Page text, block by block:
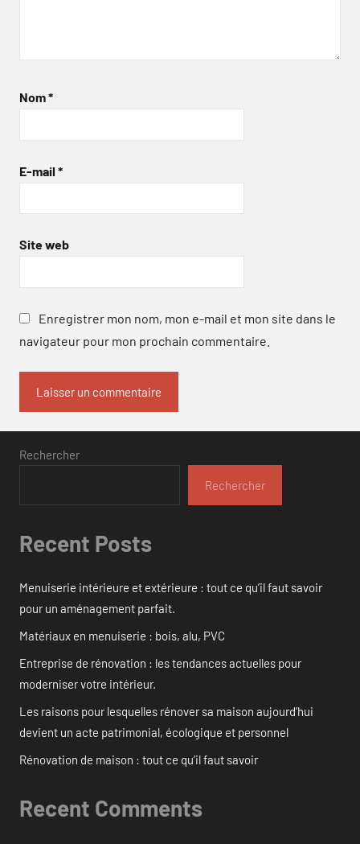
Nom*
E-mail *
Site web
Enregistrer mon nom, mon e-mail et mon site dans le
navigateur pour mon prochain commentaire.
Rechercher
Rechercher
Recent Posts
Menuiserie intérieure et extérieure : tout ce qu’il faut savoir
pour un aménagement parfait.
Matériaux en menuiserie : bois, alu, PVC
Entreprise de rénovation : les tendances actuelles pour
moderniser votre intérieur.
Les raisons pour lesquelles rénover sa maison aujourd’hui
devient un acte patrimonial, écologique et personnel
Rénovation de maison : tout ce qu’il faut savoir
Recent Comments